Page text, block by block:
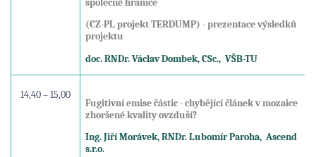
(CZ-PL projekt TERDUMP) - prezentace výsledků
projektu
doc. RNDr. Václav Dombek, CSc., VŠB-TU
14,40 – 15,00
Fugitivní emise částic - chybějící článek v mozaice
zhoršené kvality ovzduší?
Ing. Jiří Morávek, RNDr. Lubomír Paroha, Ascend
s.r.o.